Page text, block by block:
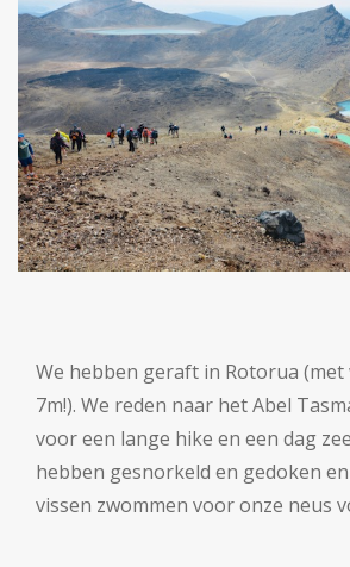
We hebben geraft in Rotorua (met
7m!). We reden naar het Abel
voor een lange hike en een dag
hebben gesnorkeld en gedoken
vissen zwommen voor onze neus